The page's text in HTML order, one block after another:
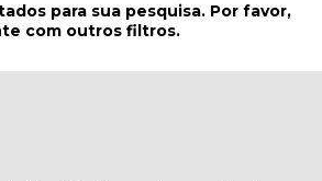
para sua pesquisa. Por favor,
com outros filtros.